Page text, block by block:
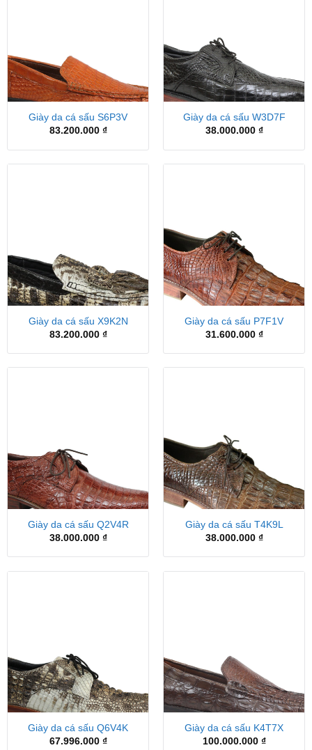
Giày da cá sấu S6P3V
83.200.000 ₫
Giày da cá sấu W3D7F
38.000.000 ₫
Giày da cá sấu X9K2N
83.200.000 ₫
Giày da cá sấu P7F1V
31.600.000 ₫
Giày da cá sấu Q2V4R
38.000.000 ₫
Giày da cá sấu T4K9L
38.000.000 ₫
Giày da cá sấu Q6V4K
67.996.000 ₫
Giày da cá sấu K4T7X
100.000.000 ₫